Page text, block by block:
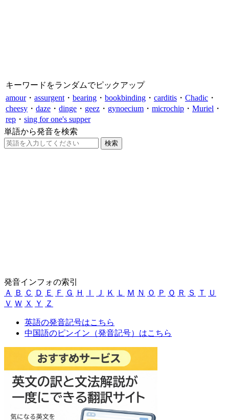
キーワードをランダムでピックアップ
amour・ assurgent ・ bearing ・ bookbinding ・ carditis ・ Chadic ・
cheesy ・ daze ・ dinge ・ geez ・ gynoecium ・ microchip ・ Muriel ・
rep ・ sing for one's supper
単語から発音を検索
発音インフォの索引
Ａ
Ｂ Ｃ Ｄ Ｅ Ｆ Ｇ Ｈ Ｉ Ｊ Ｋ Ｌ Ｍ Ｎ Ｏ Ｐ Ｑ Ｒ Ｓ Ｔ
Ｕ
Ｖ Ｗ Ｘ Ｙ Ｚ
英語の発音記号はこちら
中国語のピンイン（発音記号）はこちら